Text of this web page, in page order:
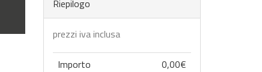
Riepilogo
prezzi iva inclusa
Importo
0,00€